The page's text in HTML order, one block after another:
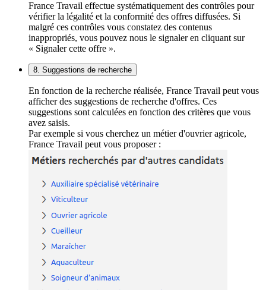
France Travail effectue systématiquement des contrôles pour
vérifier la légalité et la conformité des offres diffusées. Si
malgré ces contrôles vous constatez des contenus
inappropriés, vous pouvez nous le signaler en cliquant sur
« Signaler cette offre ».
8. Suggestions de recherche
En fonction de la recherche réalisée, France Travail peut vous
afficher des suggestions de recherche d'offres. Ces
suggestions sont calculées en fonction des critères que vous
avez saisis.
Par exemple si vous cherchez un métier d'ouvrier agricole,
France Travail peut vous proposer :